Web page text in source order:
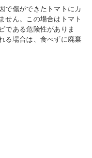
で傷ができたトマトにカ
せん。この場合はトマト
である危険性がありま
る場合は、食べずに廃棄